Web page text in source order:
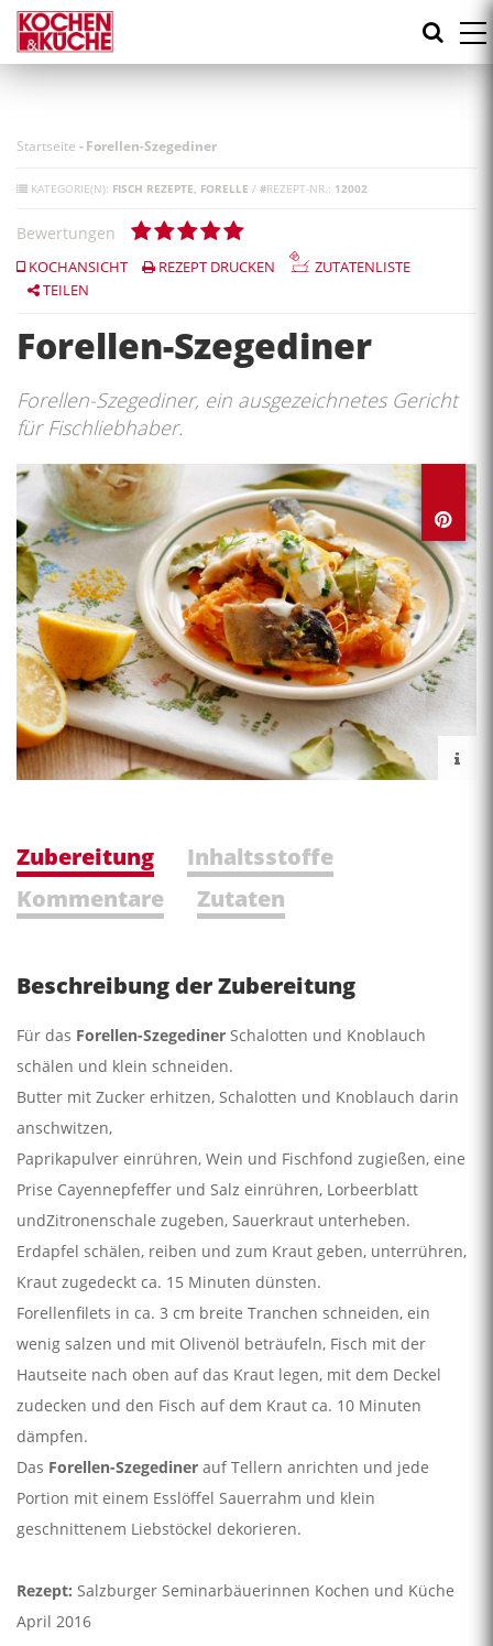
Direkt
zum
Inhalt
Startseite -Forellen-Szegediner
KATEGORIE(N): FISCH REZEPTE FORELLE / #REZEPT-NR.: 12002
Bewertungen
KOCHANSICHT REZEPT DRUCKEN
ZUTATENLISTE
TEILEN
Forellen-Szegediner
Forellen-Szegediner, ein ausgezeichnetes Gericht
für Fischliebhaber.
Zubereitung
Inhaltsstoffe
Kommentare
Zutaten
Beschreibung der Zubereitung
Für das Forellen-Szegediner Schalotten und Knoblauch
schälen und klein schneiden.
Butter mit Zucker erhitzen, Schalotten und Knoblauch darin
anschwitzen,
Paprikapulver einrühren, Wein und Fischfond zugießen, eine
Prise Cayennepfeffer und Salz einrühren, Lorbeerblatt
undZitronenschale zugeben, Sauerkraut unterheben.
Erdapfel schälen, reiben und zum Kraut geben, unterrühren,
Kraut zugedeckt ca. 15 Minuten dünsten.
Forellenfilets in ca. 3 cm breite Tranchen schneiden, ein
wenig salzen und mit Olivenöl beträufeln, Fisch mit der
Hautseite nach oben auf das Kraut legen, mit dem Deckel
zudecken und den Fisch auf dem Kraut ca. 10 Minuten
dämpfen.
Das Forellen-Szegediner auf Tellern anrichten und jede
Portion mit einem Esslöffel Sauerrahm und klein
geschnittenem Liebstöckel dekorieren.
Rezept: Salzburger Seminarbäuerinnen Kochen und Küche
April 2016